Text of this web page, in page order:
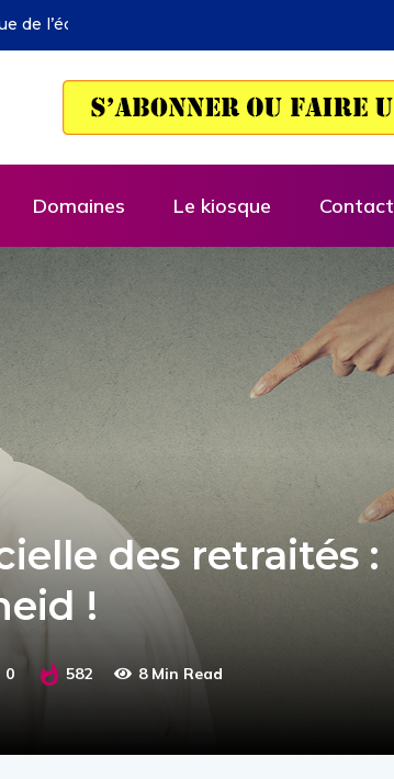
selon Deirdre McCloskey
Domaines Le kiosque Contact
des retraités :
!
0 582 8 Min Read